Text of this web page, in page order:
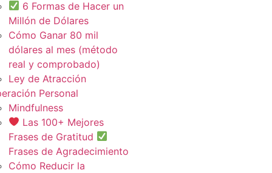
6 Formas de Hacer un
Millón de Dólares
Cómo Ganar 80 mil
dólares al mes (método
real y comprobado)
Ley de Atracción
Personal
Mindfulness
Las 100+ Mejores
Frases de Gratitud
Frases de Agradecimiento
Cómo Reducir la